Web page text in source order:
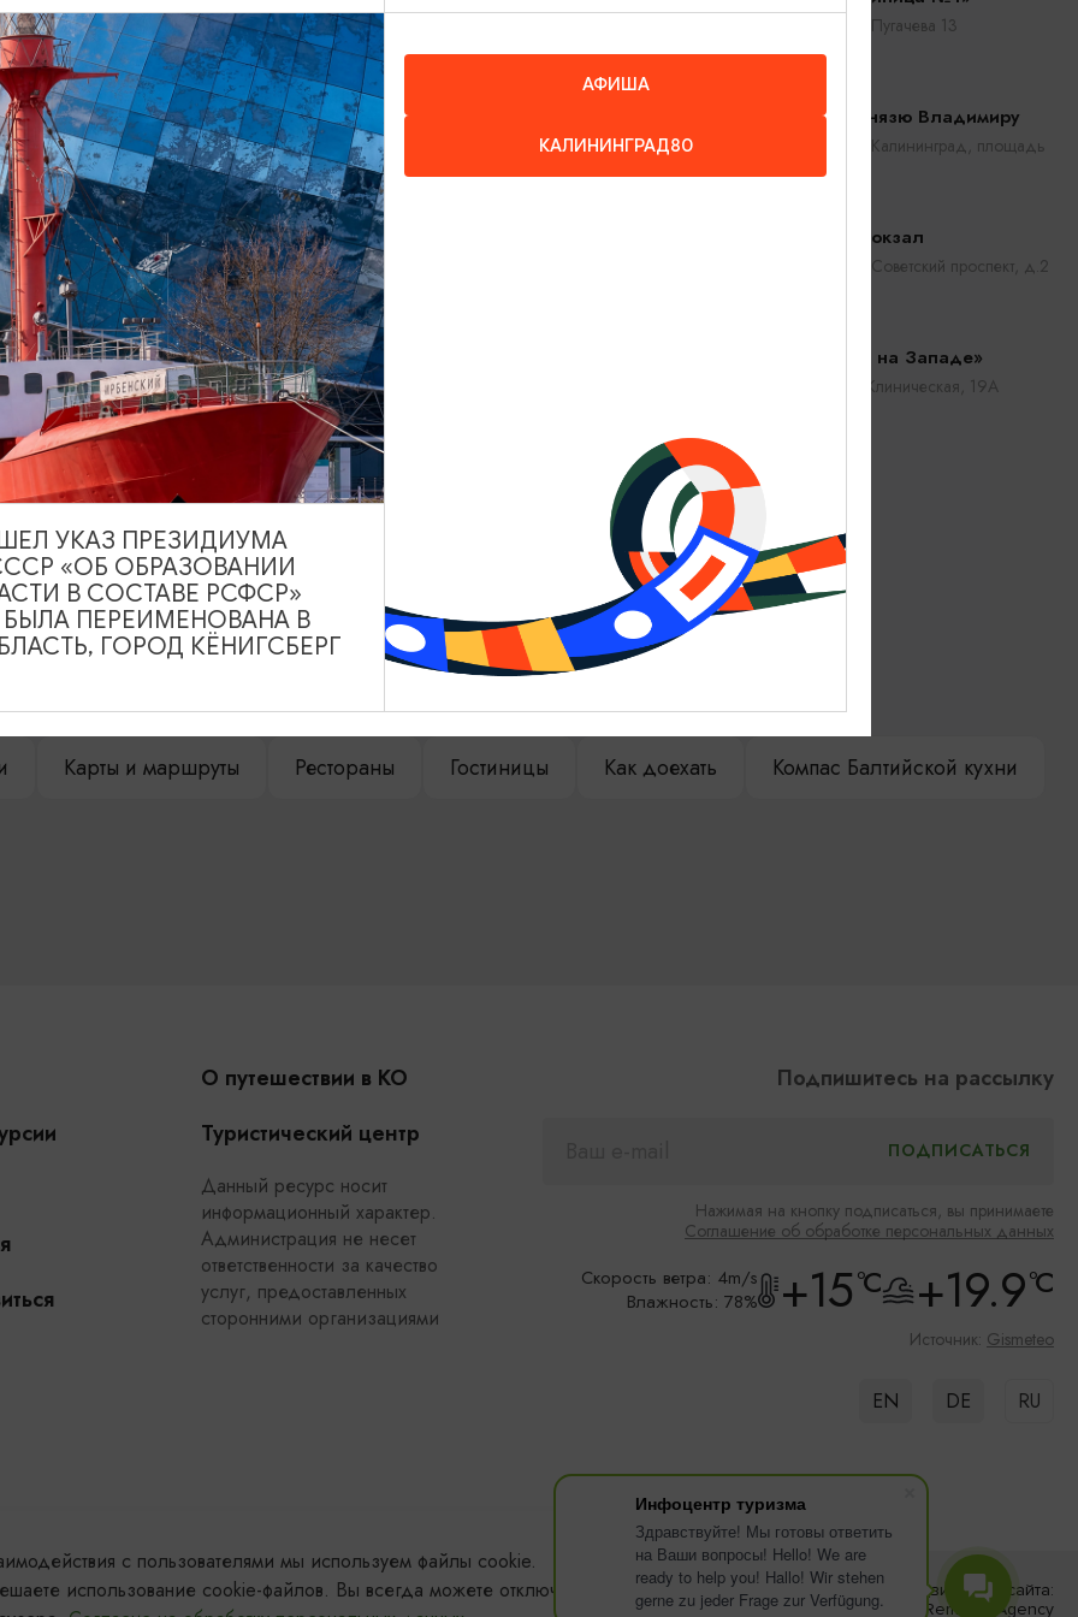
Инфоцентр туризма
Здравствуйте! Мы готовы ответить
на Ваши вопросы! Hello! We are
ready to help you! Hallo! Wir stehen
gerne zu jeder Frage zur Verfügung.
"Настоящий Калининградец"
Ясная Поляна, ул. Школьная, Показать на карте
Калининград, Пугачева 13
Памятник Князю Владимиру
Калининград, Калининград, площадь
Победы
Северный вокзал
Калининград, Советский проспект, д.2
Музей «Восток на Западе»
Калининград, ул.Клиническая, 19А
САЙТЕ
Карты и маршруты Рестораны Гостиницы Как доехать Компас Балтийской кухни
О путешествии в КО
Туристический центр
Данный ресурс носит
информационный характер.
Администрация не несет
ответственности за качество
услуг, предоставленных
сторонними организациями
Подпишитесь на рассылку
Нажимая на кнопку подписаться, вы принимаете
Соглашение об обработке персональных данных
Скорость ветра: 4m/s
Влажность: 78%
+15°C +19.9°C
Источник: Gismeteo
EN DE RU
Разработка сайта:
«Решение»
Продвижение сайта:
Remarka Agency
с пользователями мы используем файлы cookie.
использование cookie-файлов. Вы всегда можете отключить
ПРИНЯТЬ
АФИША
КАЛИНИНГРАД80
УКАЗ ПРЕЗИДИУМА
«ОБ ОБРАЗОВАНИИ
В СОСТАВЕ РСФСР»
ПЕРЕИМЕНОВАНА В
ГОРОД КЁНИГСБЕРГ